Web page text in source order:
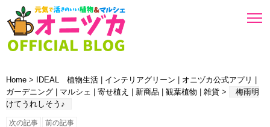
Home > IDEAL 植物生活 インテリアグリーン オニヅカ公式アプリ
ガーデニング
マルシェ 寄せ植え 新商品 観葉植物 雑貨 >
梅雨明
けてうれしそう♪
次の記事 前の記事